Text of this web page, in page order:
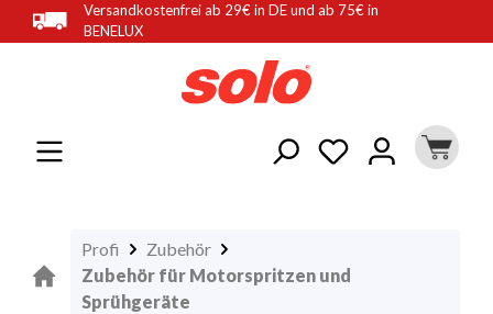
springen
Versandkostenfrei ab 29€ in DE und ab 75€ in
BENELUX
Profi
Zubehör
Zubehör für Motorspritzen und
Sprühgeräte